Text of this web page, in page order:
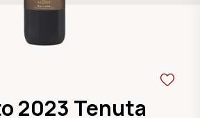
2023 Tenuta